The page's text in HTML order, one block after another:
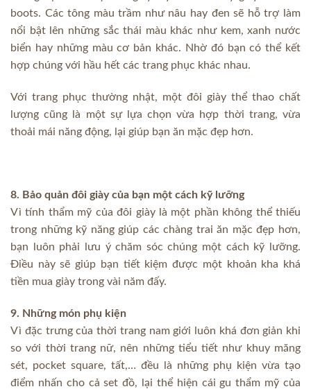
boots. Các tông màu trầm như nâu hay đen sẽ hỗ trợ làm
nổi bật lên những sắc thái màu khác như kem, xanh nước
biển hay những màu cơ bản khác. Nhờ đó bạn có thể kết
hợp chúng với hầu hết các trang phục khác nhau.
Với trang phục thường nhật, một đôi giày thể thao chất
lượng cũng là một sự lựa chọn vừa hợp thời trang, vừa
thoải mái năng động, lại giúp bạn ăn mặc đẹp hơn.
8. Bảo quản đôi giày của bạn một cách kỹ lưỡng
Vì tính thẩm mỹ của đôi giày là một phần không thể thiếu
trong những kỹ năng giúp các chàng trai ăn mặc đẹp hơn,
bạn luôn phải lưu ý chăm sóc chúng một cách kỹ lưỡng.
Điều này sẽ giúp bạn tiết kiệm được một khoản kha khá
tiền mua giày trong vài năm đấy.
9. Những món phụ kiện
Vì đặc trưng của thời trang nam giới luôn khá đơn giản khi
so với thời trang nữ, nên những tiểu tiết như khuy măng
sét, pocket square, tất,… đều là những phụ kiện vừa tạo
điểm nhấn cho cả set đồ, lại thể hiện cái gu thẩm mỹ của